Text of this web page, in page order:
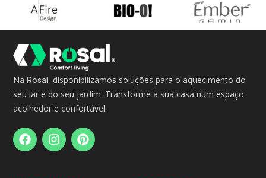
NaRosal, disponibilizamos soluções para o aquecimento do
seu lar e do seu jardim. Transforme a sua casa num espaço
acolhedor e confortável.